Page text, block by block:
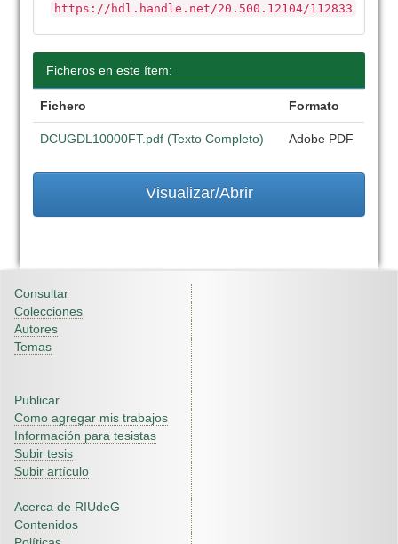
https://hdl.handle.net/20.500.12104/112833
Ficheros en este ítem:
Fichero Formato
DCUGDL10000FT.pdf (Texto Completo) Adobe PDF
Visualizar/Abrir
Consultar
Colecciones
Autores
Temas
Publicar
Como agregar mis trabajos
Información para tesistas
Subir tesis
Subir artículo
Acerca de RIUdeG
Contenidos